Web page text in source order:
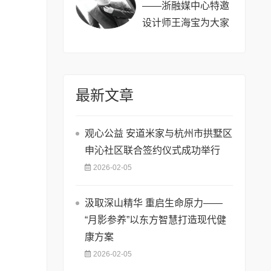
——浙融媒中心特邀
设计师王海宝为大家
最新文章
观心公益 安道米家与杭州市拱墅区
申沁社区联合签约仪式成功举行
2026-02-05
汲取深山精华 重启生命原力——
“月影参养”以东方智慧打造现代健
康方案
2026-02-05